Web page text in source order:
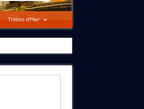
Trèbes d’Hier